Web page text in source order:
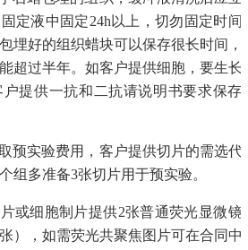
定液中固定24h以上，切勿固定时间
埋好的组织蜡块可以保存很长时间，
超过半年。如客户提供细胞，要生长
提供一抗和二抗请说明书要求保存
预实验费用，客户提供切片的需选代
组多准备3张切片用于预实验。
或细胞制片提供2张普通荧光显微镜
），如需荧光共聚焦图片可在合同中